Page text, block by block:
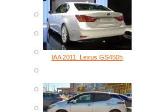
IAA 2011. Lexus GS450h